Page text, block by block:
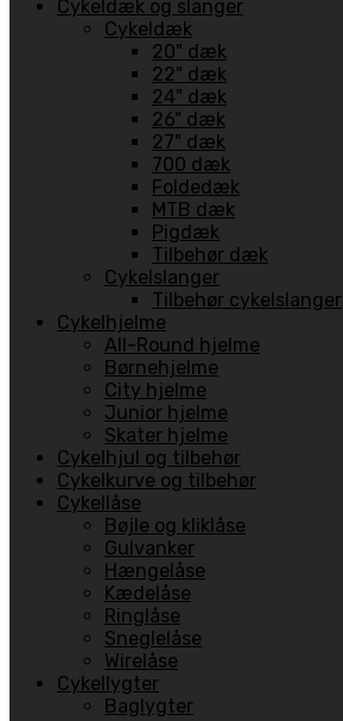
Cykeldæk og slanger
Cykeldæk
20" dæk
22" dæk
24" dæk
26" dæk
27" dæk
700 dæk
Foldedæk
MTB dæk
Pigdæk
Tilbehør dæk
Cykelslanger
Tilbehør cykelslanger
Cykelhjelme
All-Round hjelme
Børnehjelme
City hjelme
Junior hjelme
Skater hjelme
Cykelhjul og tilbehør
Cykelkurve og tilbehør
Cykellåse
Bøjle og kliklåse
Gulvanker
Hængelåse
Kædelåse
Ringlåse
Sneglelåse
Wirelåse
Cykellygter
Baglygter